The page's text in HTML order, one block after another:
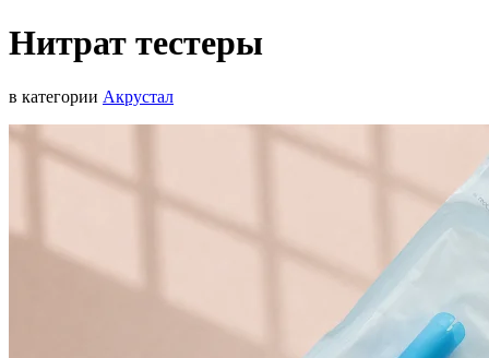
Нитрат тестеры
в категории Акрустал